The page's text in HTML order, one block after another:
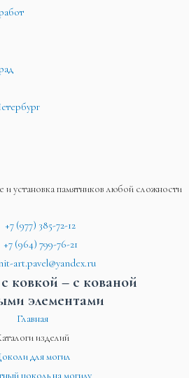
установка памятников любой сложности
+7 (977) 385-72-12
+7 (964) 799-76-21
art.pavel@yandex.ru
ковкой – с кованой
элементами
Главная
изделий
для могил
цоколь на могилу